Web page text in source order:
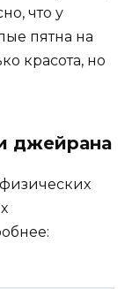
что у
пятна на
красота, но
джейрана